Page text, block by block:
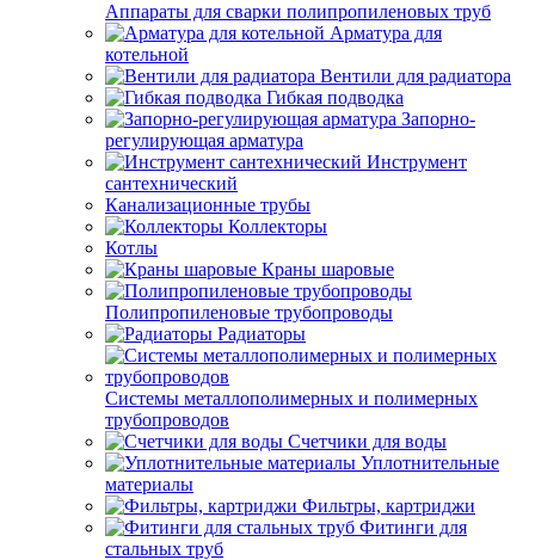
Аппараты для сварки полипропиленовых труб
Арматура для
котельной
Вентили для радиатора
Гибкая подводка
Запорно-
регулирующая арматура
Инструмент
сантехнический
Канализационные трубы
Коллекторы
Котлы
Краны шаровые
Полипропиленовые трубопроводы
Радиаторы
Системы металлополимерных и полимерных
трубопроводов
Счетчики для воды
Уплотнительные
материалы
Фильтры, картриджи
Фитинги для
стальных труб